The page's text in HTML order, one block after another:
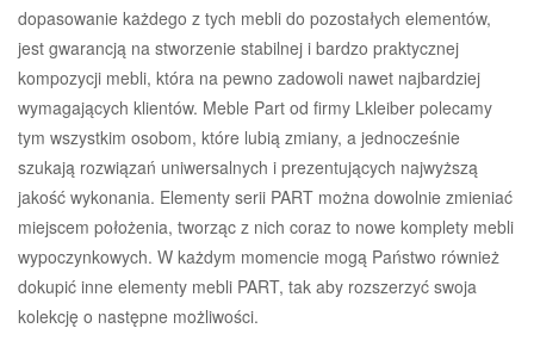
dopasowanie każdego z tych mebli do pozostałych elementów,
jest gwarancją na stworzenie stabilnej i bardzo praktycznej
kompozycji mebli, która na pewno zadowoli nawet najbardziej
wymagających klientów. Meble Part od firmy Lkleiber polecamy
tym wszystkim osobom, które lubią zmiany, a jednocześnie
szukają rozwiązań uniwersalnych i prezentujących najwyższą
jakość wykonania. Elementy serii PART można dowolnie zmieniać
miejscem położenia, tworząc z nich coraz to nowe komplety mebli
wypoczynkowych. W każdym momencie mogą Państwo również
dokupić inne elementy mebli PART, tak aby rozszerzyć swoja
kolekcję o następne możliwości.